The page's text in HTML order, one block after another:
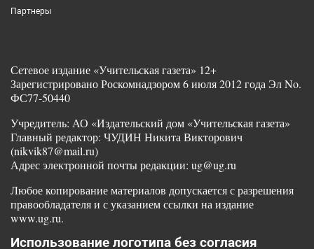
Партнеры
Сетевое издание «Учительская газета» 12+
Зарегистрировано Роскомнадзором 6 июля 2012 года Эл No.
ФС77-50440
Учредитель: АО «Издательский дом «Учительская газета»
Главный редактор: ЧУДИН Никита Викторович
(nikvik87@mail.ru)
Адрес электронной почты редакции: ug@ug.ru
Любое копирование материалов допускается с разрешения
правообладателя и с указанием ссылки на издание
www.ug.ru.
Использование логотипа без согласия